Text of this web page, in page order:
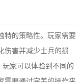
特的策略性。玩家需要
伤害并减少士兵的损
家可以体验到不同的